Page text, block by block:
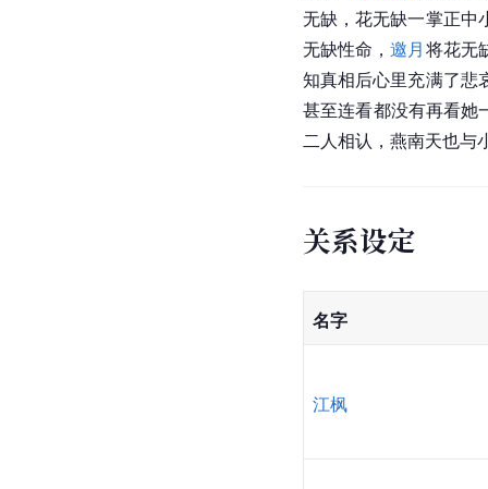
无缺，花无缺一掌正中
无缺性命，邀月 将花无
知真相后心里充满了悲
甚至连看都没有再看她
二人相认，燕南天也与
关系设定
名字
江枫